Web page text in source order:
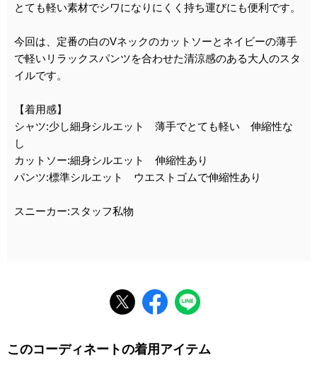
とても軽い素材でシワになりにくく持ち運びにも便利です。
今回は、定番の白のVネックのカットソーとネイビーの薄手
で軽いリラックスパンツを合わせた清涼感のある大人のスタ
イルです。
【着用感】
シャツ:少し細身シルエット 薄手でとても軽い 伸縮性な
し
カットソー:細身シルエット 伸縮性あり
パンツ:標準シルエット ウエストゴムで伸縮性あり
スニーカー:スタッフ私物
このコーディネートの着用アイテム